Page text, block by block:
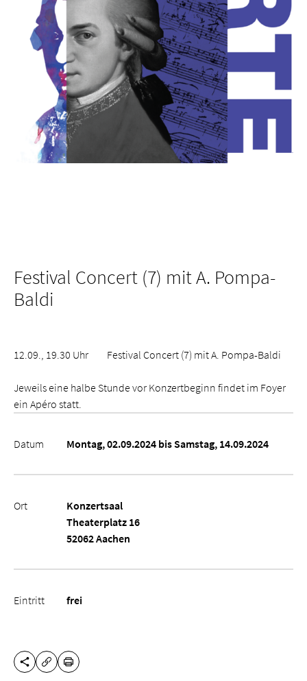
Festival Concert (7) mit A. Pompa-
Baldi
12.09., 19.30 Uhr Festival Concert (7) mit A. Pompa-Baldi
Jeweils eine halbe Stunde vor Konzertbeginn findet im Foyer
ein Apéro statt.
Datum Montag, 02.09.2024 bis Samstag, 14.09.2024
Ort
Konzertsaal
Theaterplatz 16
52062 Aachen
Eintritt frei
DIESE SEITE TEILEN
URL KOPIEREN
DRUCKEN